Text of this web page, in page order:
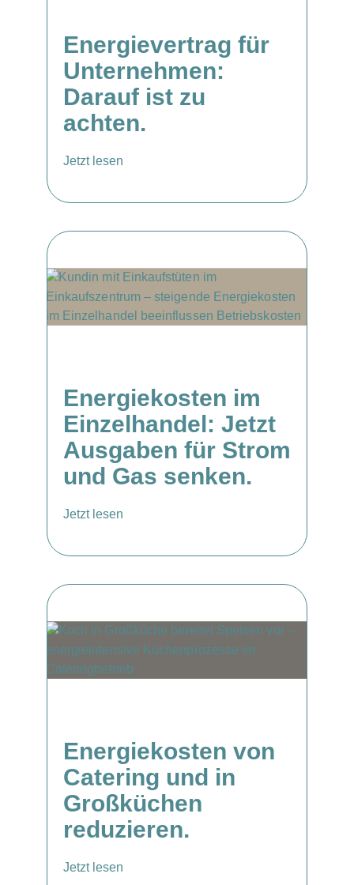
Energievertrag für
Unternehmen:
Darauf ist zu
achten.
Jetzt lesen
Energiekosten im
Einzelhandel: Jetzt
Ausgaben für Strom
und Gas senken.
Jetzt lesen
Energiekosten von
Catering und in
Großküchen
reduzieren.
Jetzt lesen